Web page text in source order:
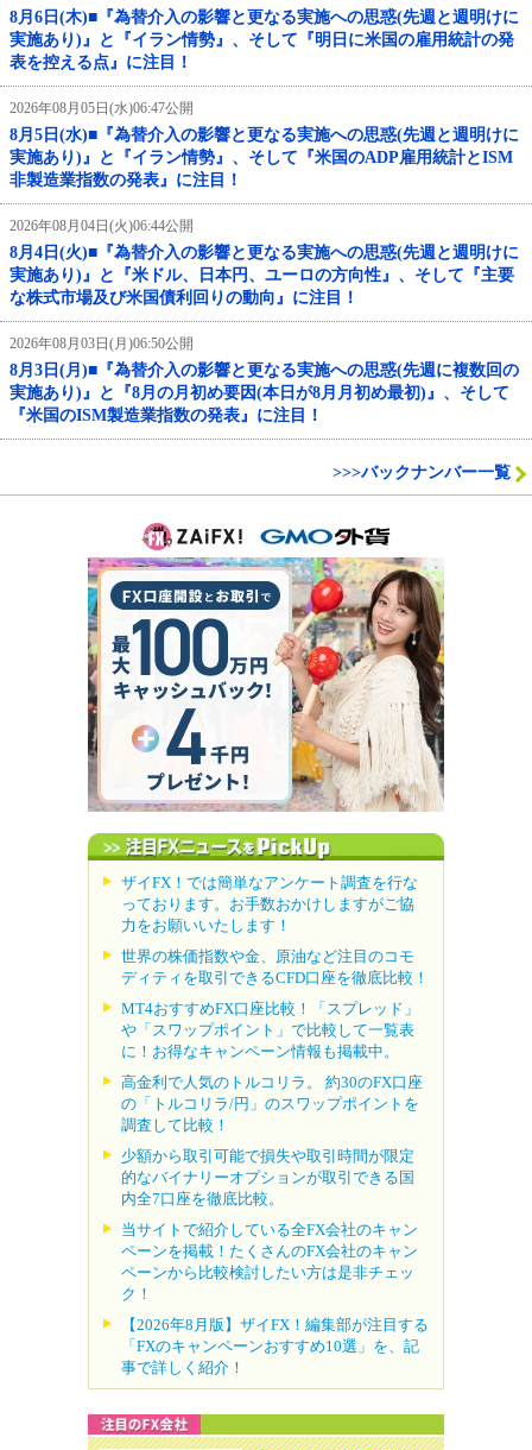
8月6日(木)■『為替介入の影響と更なる実施への思惑(先週と週明けに
実施あり)』と『イラン情勢』、そして『明日に米国の雇用統計の発
表を控える点』に注目！
2026年08月05日(水)06:47公開
8月5日(水)■『為替介入の影響と更なる実施への思惑(先週と週明けに
実施あり)』と『イラン情勢』、そして『米国のADP雇用統計とISM
非製造業指数の発表』に注目！
2026年08月04日(火)06:44公開
8月4日(火)■『為替介入の影響と更なる実施への思惑(先週と週明けに
実施あり)』と『米ドル、日本円、ユーロの方向性』、そして『主要
な株式市場及び米国債利回りの動向』に注目！
2026年08月03日(月)06:50公開
8月3日(月)■『為替介入の影響と更なる実施への思惑(先週に複数回の
実施あり)』と『8月の月初め要因(本日が8月月初め最初)』、そして
『米国のISM製造業指数の発表』に注目！
>>>バックナンバー一覧
ザイFX！では簡単なアンケート調査を行な
っております。お手数おかけしますがご協
力をお願いいたします！
世界の株価指数や金、原油など注目のコモ
ディティを取引できるCFD口座を徹底比較！
MT4おすすめFX口座比較！「スプレッド」
や「スワップポイント」で比較して一覧表
に！お得なキャンペーン情報も掲載中。
高金利で人気のトルコリラ。 約30のFX口座
の「トルコリラ/円」のスワップポイントを
調査して比較！
少額から取引可能で損失や取引時間が限定
的なバイナリーオプションが取引できる国
内全7口座を徹底比較。
当サイトで紹介している全FX会社のキャン
ペーンを掲載！たくさんのFX会社のキャン
ペーンから比較検討したい方は是非チェッ
ク！
【2026年8月版】ザイFX！編集部が注目する
「FXのキャンペーンおすすめ10選」を、記
事で詳しく紹介！